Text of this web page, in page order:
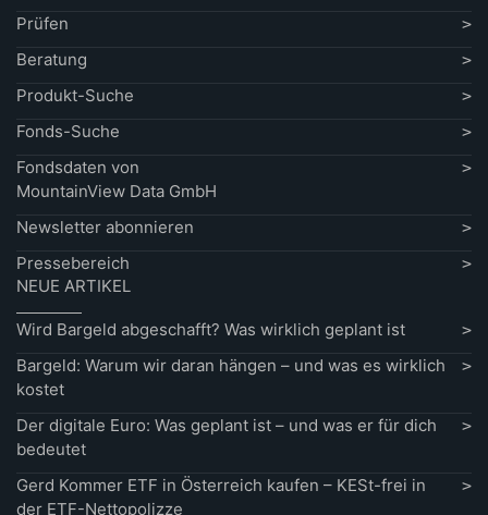
Prüfen
Beratung
Produkt-Suche
Fonds-Suche
Fondsdaten von
MountainView Data GmbH
Newsletter abonnieren
Pressebereich
NEUE ARTIKEL
Wird Bargeld abgeschafft? Was wirklich geplant ist
Bargeld: Warum wir daran hängen – und was es wirklich
kostet
Der digitale Euro: Was geplant ist – und was er für dich
bedeutet
Gerd Kommer ETF in Österreich kaufen – KESt-frei in
der ETF-Nettopolizze